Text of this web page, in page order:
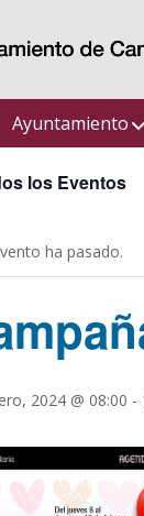
Ayuntamiento
los Eventos
ha pasado.
2024 @ 08:00 -